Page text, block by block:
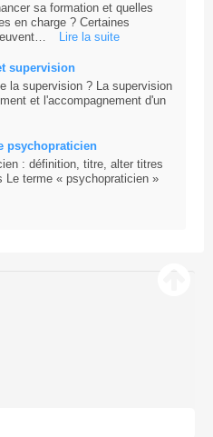
sa formation et quelles
en charge ? Certaines
Lire la suite
supervision
la supervision ? La supervision
et l'accompagnement d'un
psychopraticien
: définition, titre, alter titres
Le terme « psychopraticien »